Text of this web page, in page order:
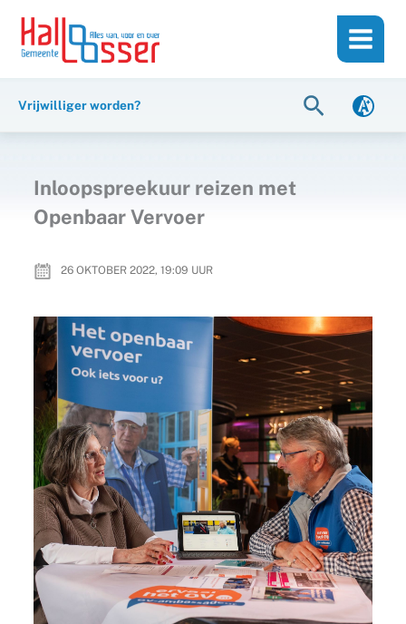
inhoud
naar
Vrijwilliger worden? Zoeken
Inloopspreekuur reizen met
Openbaar Vervoer
26 OKTOBER 2022, 19:09 UUR